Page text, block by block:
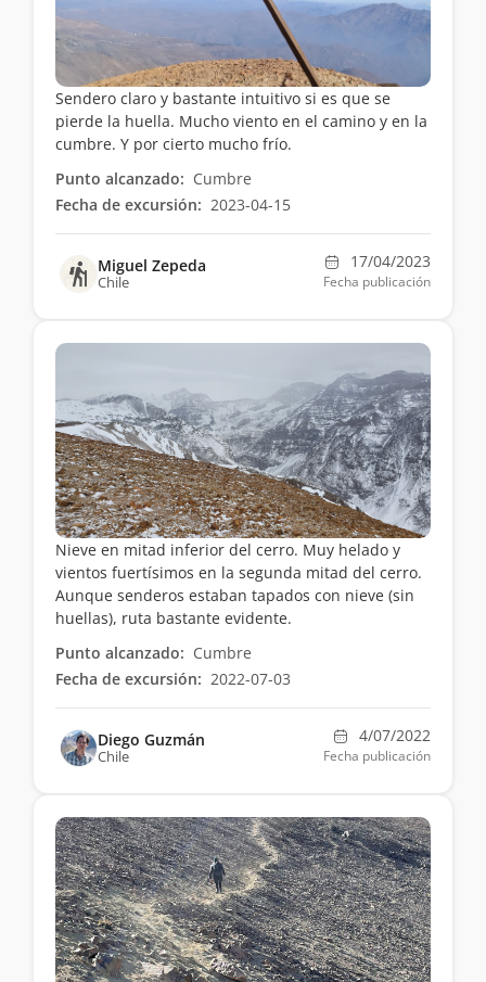
Sendero claro y bastante intuitivo si es que se
pierde la huella. Mucho viento en el camino y en la
cumbre. Y por cierto mucho frío.
Punto alcanzado: Cumbre
Fecha de excursión: 2023-04-15
Miguel Zepeda
Chile
17/04/2023
Fecha publicación
Nieve en mitad inferior del cerro. Muy helado y
vientos fuertísimos en la segunda mitad del cerro.
Aunque senderos estaban tapados con nieve (sin
huellas), ruta bastante evidente.
Punto alcanzado: Cumbre
Fecha de excursión: 2022-07-03
Diego Guzmán
Chile
4/07/2022
Fecha publicación